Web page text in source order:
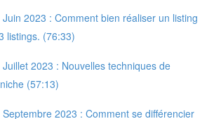
2023 : Comment bien réaliser un listing
listings. (76:33)
2023 : Nouvelles techniques de
(57:13)
2023 : Comment se différencier